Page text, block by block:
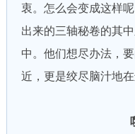
衷。怎么会变成这样
出来的三轴秘卷的其
中。他们想尽办法，
近，更是绞尽脑汁地在